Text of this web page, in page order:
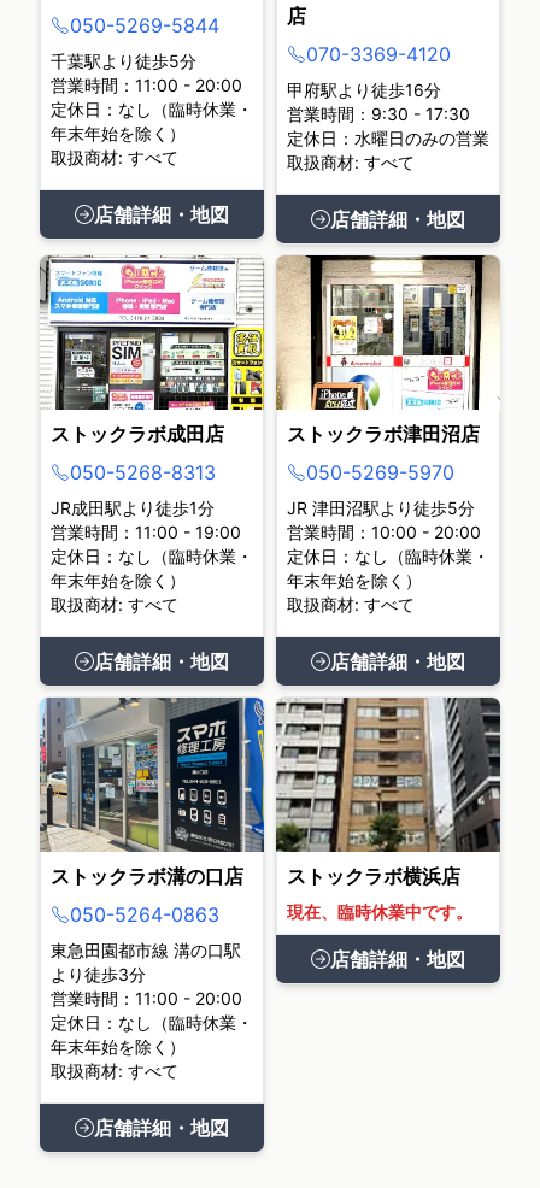
050-5269-5844
千葉駅より徒歩5分
営業時間：11:00 - 20:00
定休日：なし（臨時休業・
年末年始を除く）
取扱商材: すべて
店舗詳細・地図
店
070-3369-4120
甲府駅より徒歩16分
営業時間：9:30 - 17:30
定休日：水曜日のみの営業
取扱商材: すべて
店舗詳細・地図
ストックラボ成田店
050-5268-8313
JR成田駅より徒歩1分
営業時間：11:00 - 19:00
定休日：なし（臨時休業・
年末年始を除く）
取扱商材: すべて
店舗詳細・地図
ストックラボ津田沼店
050-5269-5970
JR 津田沼駅より徒歩5分
営業時間：10:00 - 20:00
定休日：なし（臨時休業・
年末年始を除く）
取扱商材: すべて
店舗詳細・地図
ストックラボ溝の口店
050-5264-0863
東急田園都市線 溝の口駅
より徒歩3分
営業時間：11:00 - 20:00
定休日：なし（臨時休業・
年末年始を除く）
取扱商材: すべて
店舗詳細・地図
ストックラボ横浜店
現在、臨時休業中です。
店舗詳細・地図